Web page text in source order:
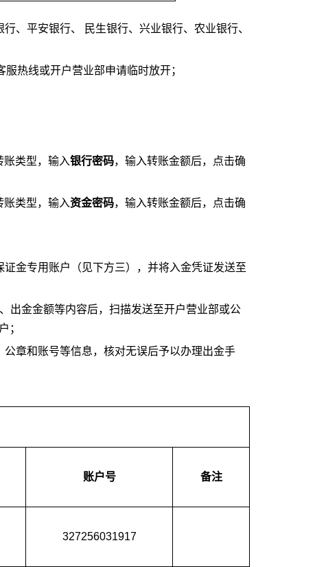
、平安银行、 民生银行、兴业银行、农业银行、
热线或开户营业部申请临时放开；
账类型，输入银行密码，输入转账金额后，点击确
账类型，输入资金密码，输入转账金额后，点击确
金专用账户（见下方三），并将入金凭证发送至
出金金额等内容后，扫描发送至开户营业部或公
；
章和账号等信息，核对无误后予以办理出金手
账户号 备注
327256031917